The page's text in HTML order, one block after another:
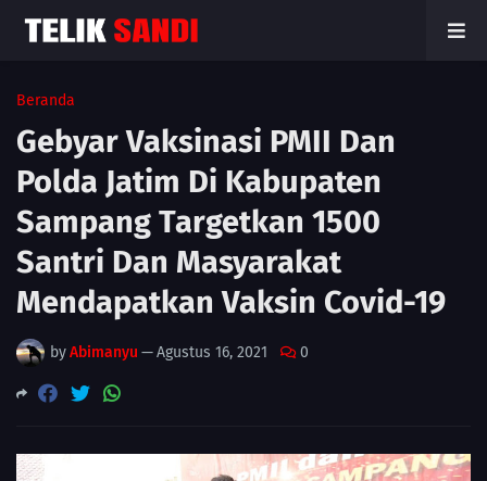
Beranda
Gebyar Vaksinasi PMII Dan
Polda Jatim Di Kabupaten
Sampang Targetkan 1500
Santri Dan Masyarakat
Mendapatkan Vaksin Covid-19
byAbimanyu —Agustus 16, 2021 0